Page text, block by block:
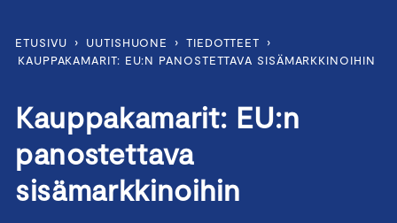
ETUSIVU › UUTISHUONE › TIEDOTTEET
›
KAUPPAKAMARIT: EU:N PANOSTETTAVA SISÄMARKKINOIHIN
Kauppakamarit: EU:n
panostettava
sisämarkkinoihin